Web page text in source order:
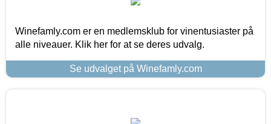
Winefamly.com er en medlemsklub for vinentusiaster på
alle niveauer. Klik her for at se deres udvalg.
Se udvalget på Winefamly.com